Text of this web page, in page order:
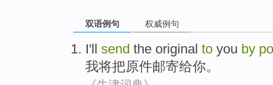
双语例句 权威例句
I'll send the original to you by
我将把原件邮寄给你。